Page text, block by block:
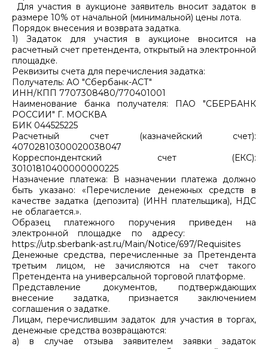
Для участия в аукционе заявитель вносит задаток в
размере 10% от начальной (минимальной) цены лота.
Порядок внесения и возврата задатка.
1) Задаток для участия в аукционе вносится на
расчетный счет претендента, открытый на электронной
площадке.
Реквизиты счета для перечисления задатка:
Получатель: АО "Сбербанк-АСТ"
ИНН/КПП 7707308480/770401001
Наименование банка получателя: ПАО "СБЕРБАНК
РОССИИ" Г. МОСКВА
БИК 044525225
Расчетный счет (казначейский счет):
40702810300020038047
Корреспондентский счет (ЕКС):
30101810400000000225
Назначение платежа: В назначении платежа должно
быть указано: «Перечисление денежных средств в
качестве задатка (депозита) (ИНН плательщика), НДС
не облагается.».
Образец платежного поручения приведен на
электронной площадке по адресу:
https://utp.sberbank-ast.ru/Main/Notice/697/Requisites
Денежные средства, перечисленные за Претендента
третьим лицом, не зачисляются на счет такого
Претендента на универсальной торговой платформе.
Представление документов, подтверждающих
внесение задатка, признается заключением
соглашения о задатке.
Лицам, перечислившим задаток для участия в торгах,
денежные средства возвращаются:
а) в случае отзыва заявителем заявки задаток